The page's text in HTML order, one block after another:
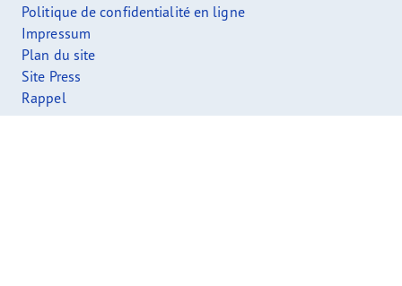
Politique de confidentialité en ligne
Impressum
Plan du site
Site Press
Rappel